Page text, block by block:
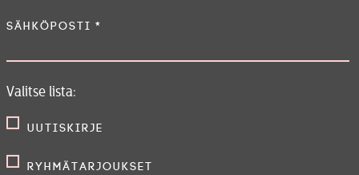
Sähköposti *
Valitse lista:
Uutiskirje
Ryhmätarjoukset